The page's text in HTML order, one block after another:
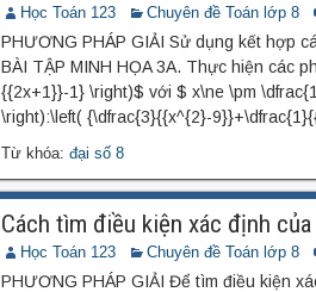
Học Toán 123 Chuyên đề Toán lớp 8
PHƯƠNG PHÁP GIẢI Sử dụng kết hợp
BÀI TẬP MINH HỌA 3A. Thực hiện các
{{2x+1}}-1} \right)$ với $ x\ne \pm
\right):\left( {\dfrac{3}{{x^{2}-
Từ khóa: đại số 8
Cách tìm điều kiện xác định
Học Toán 123 Chuyên đề Toán lớp 8
PHƯƠNG PHÁP GIẢI Để tìm điều kiện